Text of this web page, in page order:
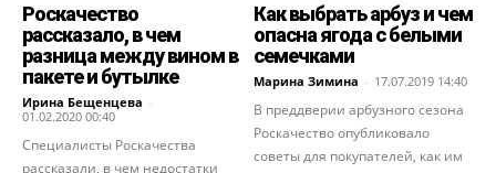
Роскачество
рассказало, в чем
разница между вином в
пакете и бутылке
Ирина Бещенцева -
01.02.2020 00:40
Специалисты Роскачества
рассказали, в чем недостатки
Как выбрать арбуз и чем
опасна ягода с белыми
семечками
Марина Зимина - 17.07.2019 14:40
В преддверии арбузного сезона
Роскачество опубликовало
советы для покупателей, как им